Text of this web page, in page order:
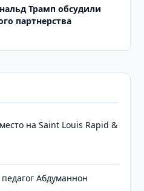
Трамп обсудили
партнерства
на Saint Louis Rapid &
Абдуманнон